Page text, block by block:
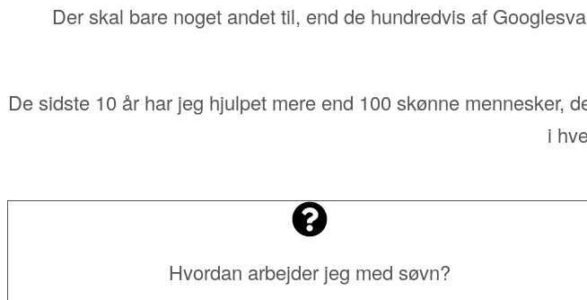
Der skal bare noget andet til, end de hundredvis af
De sidste 10 år har jeg hjulpet mere end 100 skønne mennesker,
i
Hvordan arbejder jeg med søvn?